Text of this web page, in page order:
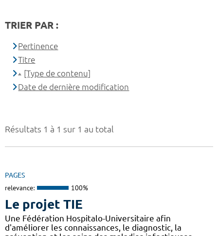
Résultats 1 à 1 sur 1 au total
PAGES
relevance: 100%
Le projet TIE
Une Fédération Hospitalo-Universitaire afin
d'améliorer les connaissances, le diagnostic, la
TRIER PAR :
Pertinence
Titre
[Type de contenu]
Date de dernière modification